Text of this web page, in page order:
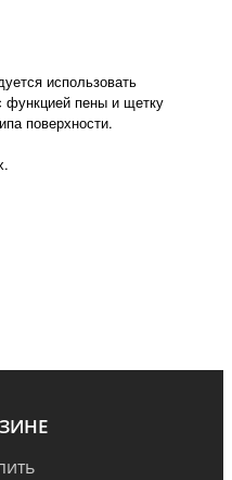
использовать
функцией пены и щетку
поверхности.